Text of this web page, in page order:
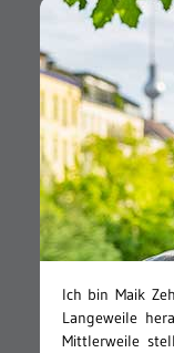
Ich bin Maik
Langeweile
Mittlerweile